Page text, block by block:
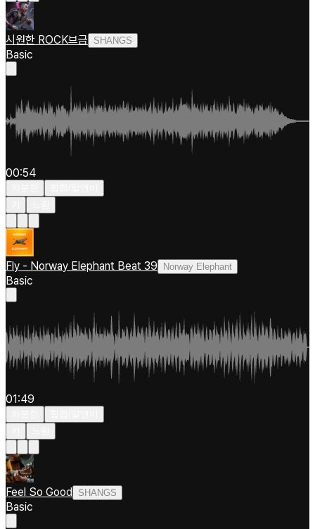
시원한 ROCK브금 SHANGS
Basic
00:54
Fly - Norway Elephant Beat 39 Norway Elephant
Basic
01:49
Feel So Good SHANGS
Basic